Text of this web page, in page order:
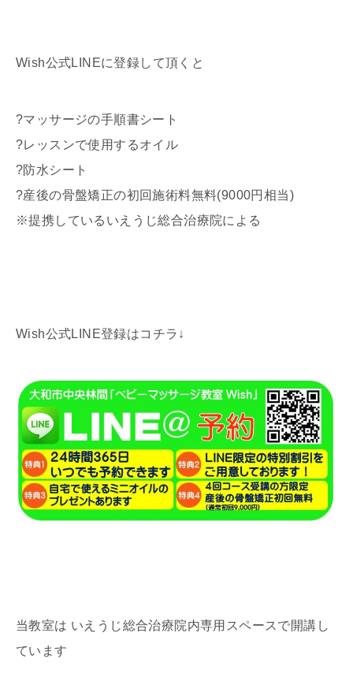
Wish公式LINEに登録して頂くと
?マッサージの手順書シート
?レッスンで使用するオイル
?防水シート
?産後の骨盤矯正の初回施術料無料(9000円相当)
※提携しているいえうじ総合治療院による
Wish公式LINE登録はコチラ↓
当教室は いえうじ総合治療院内専用スペースで開講し
ています